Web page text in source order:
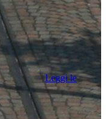
Leggi le